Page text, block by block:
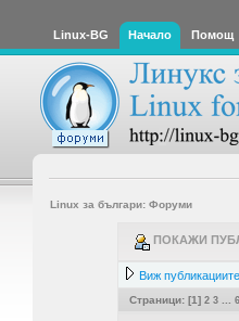
Linux-BG Начало Помощ
Linux за българи: Форуми
ПОКАЖИ
Виж
Страници: [1] 2 3